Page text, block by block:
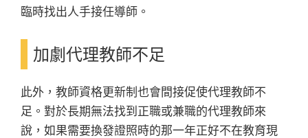
臨時找出人手接任導師。
加劇代理教師不足
此外，教師資格更新制也會間接促使代理教師不
足。對於長期無法找到正職或兼職的代理教師來
說，如果需要換發證照時的那一年正好不在教育現